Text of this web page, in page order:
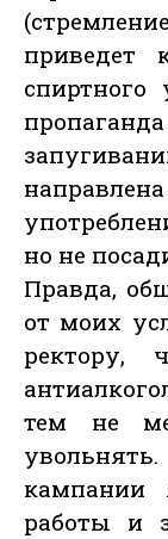
приведет
но не
Правда,
от моих
ректору,
тем не
кампании
работы и